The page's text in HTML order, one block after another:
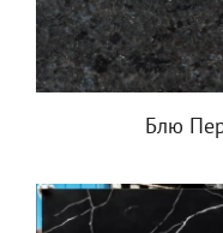
Блю